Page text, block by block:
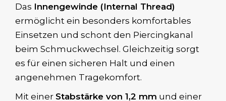
Das Innengewinde (Internal Thread)
ermöglicht ein besonders komfortables
Einsetzen und schont den Piercingkanal
beim Schmuckwechsel. Gleichzeitig sorgt
es für einen sicheren Halt und einen
angenehmen Tragekomfort.
Mit einer Stabstärke von 1,2 mm und einer